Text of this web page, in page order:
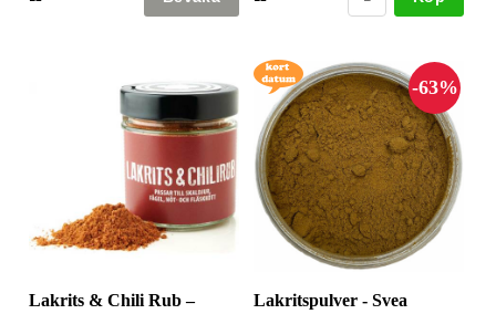
Lakrits & Chili Rub –
Lakritspulver - Svea